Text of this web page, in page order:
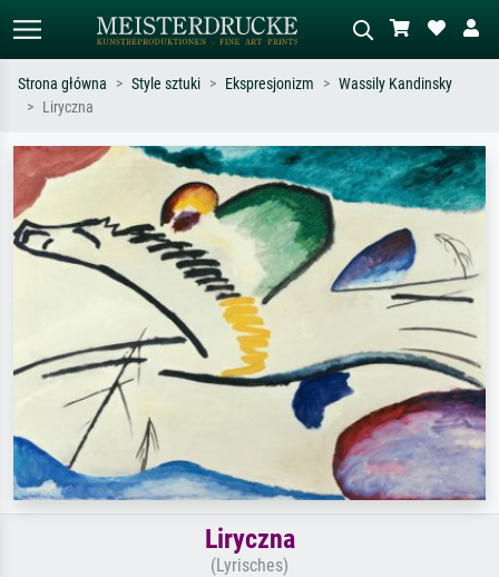
Szukaj wg artysty, tytułu lub stylu – np.
Monet, Gwiaździsta noc,
impresjonizm, fala Hokusaia, akt.
Opisz scenę – np. zielona łąka,
abstrakcja z czerwienią, ciemny olej,
stojący akt obok drzewa.
Strona główna Style sztuki Ekspresjonizm
Wassily Kandinsky
Liryczna
Liryczna
(Lyrisches)